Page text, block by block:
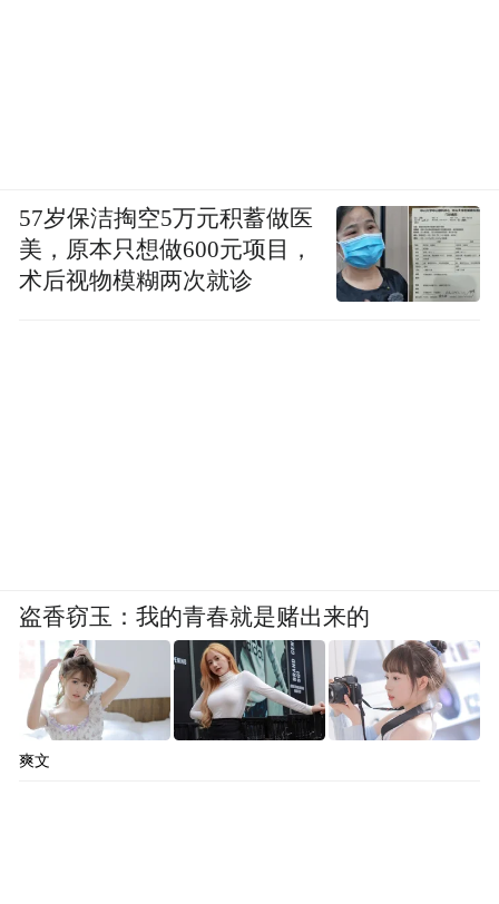
57岁保洁掏空5万元积蓄做医
美，原本只想做600元项目，
术后视物模糊两次就诊
盗香窃玉：我的青春就是赌出来的
爽文